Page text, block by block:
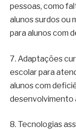
pessoas, como
alunos surdos ou
para alunos com
7. Adaptações
escolar para
alunos com
desenvolvimento
8. Tecnologias